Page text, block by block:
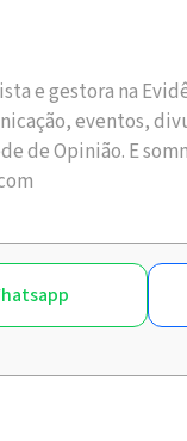
e gestora na
eventos,
de Opinião. E